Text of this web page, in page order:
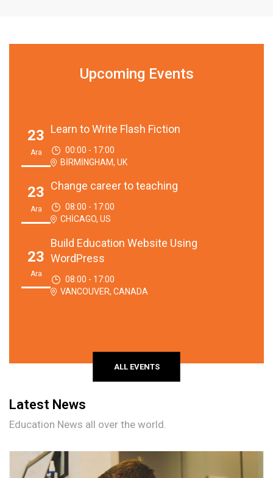
Upcoming Events
23
Ara
Learn to Write Flash Fiction
00:00 - 17:00
BIRMINGHAM, UK
23
Ara
Change career to teaching
08:00 - 17:00
CHICAGO, US
23
Ara
Build Education Website Using
WordPress
08:00 - 17:00
VANCOUVER, CANADA
ALL EVENTS
Latest News
Education News all over the world.